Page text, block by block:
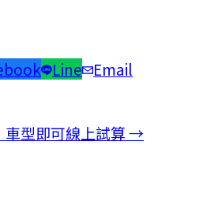
Line
Email
車型即可線上試算 →